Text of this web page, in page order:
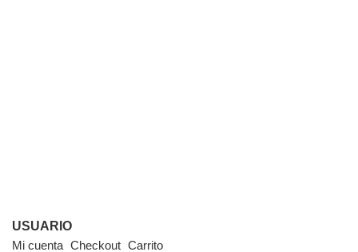
USUARIO
Mi cuenta Checkout Carrito